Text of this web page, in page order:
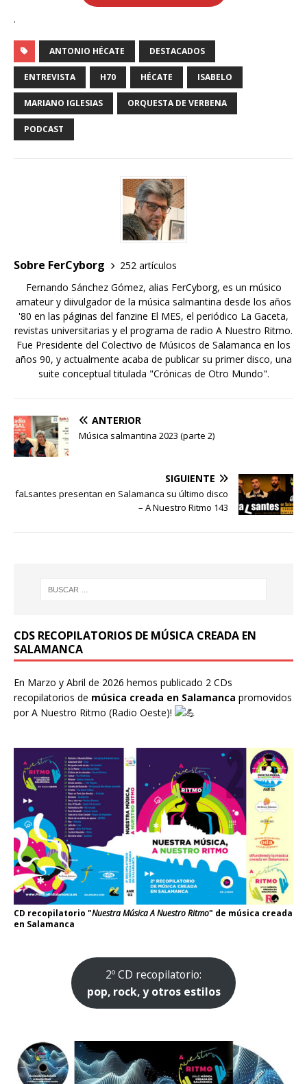
.
ANTONIO HÉCATE DESTACADOS
ENTREVISTA H70 HÉCATE ISABELO
MARIANO IGLESIAS ORQUESTA DE VERBENA
PODCAST
Sobre FerCyborg
252 artículos
Fernando Sánchez Gómez, alias FerCyborg, es un músico
amateur y diivulgador de la música salmantina desde los años
'80 en las páginas del fanzine El MES, el periódico La Gaceta,
revistas universitarias y el programa de radio A Nuestro Ritmo.
Fue Presidente del Colectivo de Músicos de Salamanca en los
años 90, y actualmente acaba de publicar su primer disco, una
suite conceptual titulada "Crónicas de Otro Mundo".
ANTERIOR
Música salmantina 2023 (parte 2)
SIGUIENTE
faLsantes presentan en Salamanca su último disco
– A Nuestro Ritmo 143
CDS RECOPILATORIOS DE MÚSICA CREADA EN
SALAMANCA
En Marzo y Abril de 2026 hemos publicado 2 CDs
recopilatorios de música creada en Salamanca promovidos
porA Nuestro Ritmo (Radio Oeste)!
CD recopilatorio "Nuestra Música A Nuestro Ritmo" de música creada
en Salamanca
2º CD recopilatorio:
pop, rock, y otros estilos